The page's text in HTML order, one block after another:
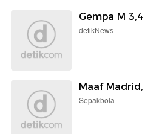
Gempa M
detikNews
Maaf
Sepakbola